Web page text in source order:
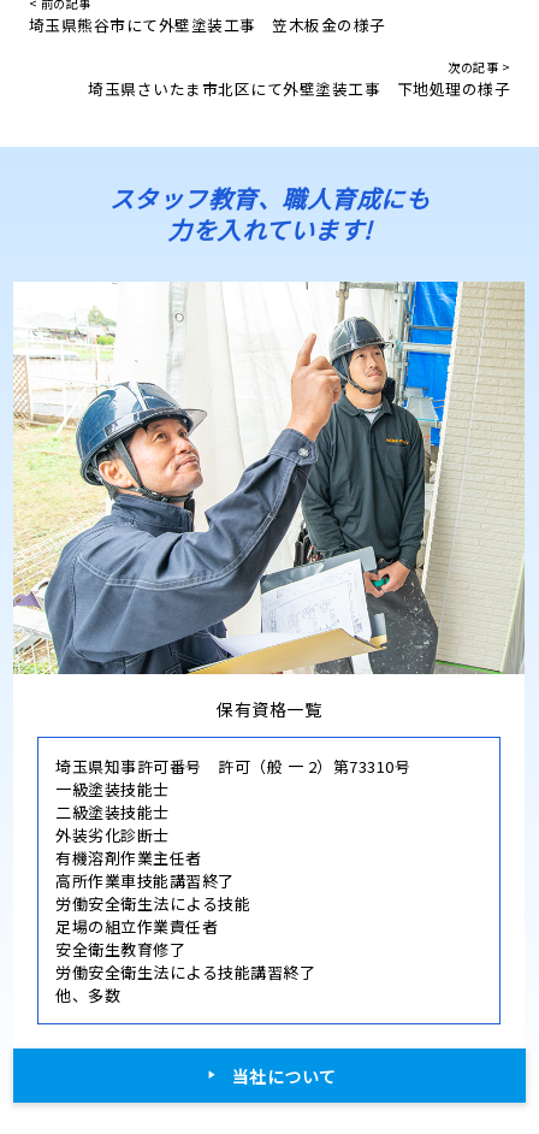
埼玉県熊谷市にて外壁塗装工事 笠木板金の様子
次の記事 >
埼玉県さいたま市北区にて外壁塗装工事 下地処理の様子
スタッフ教育、職人育成にも
力を入れています!
保有資格一覧
埼玉県知事許可番号 許可（般 一 2）第73310号
一級塗装技能士
二級塗装技能士
外装劣化診断士
有機溶剤作業主任者
高所作業車技能講習終了
労働安全衛生法による技能
足場の組立作業責任者
安全衛生教育修了
労働安全衛生法による技能講習終了
他、多数
当社について